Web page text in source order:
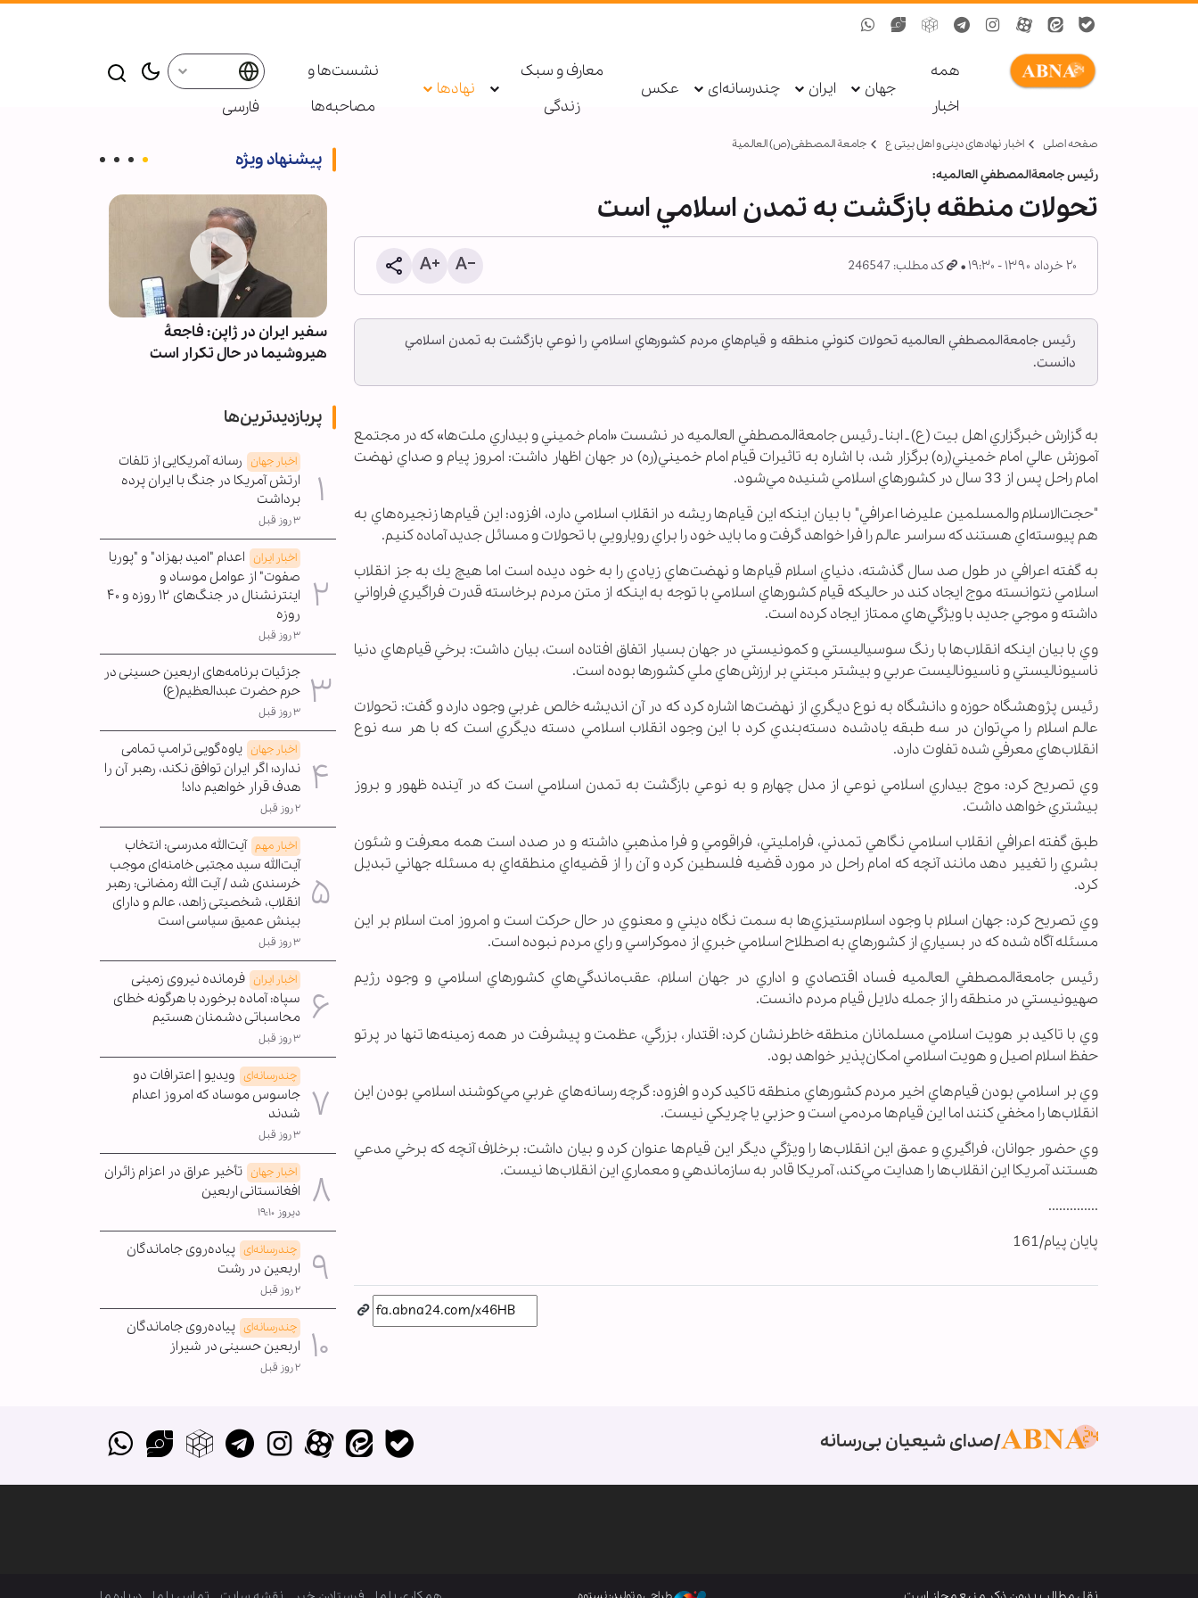
همه
اخبار
جهان ایران چندرسانه‌ای عکس
معارف و سبک
زندگی
نهادها
نشست‌ها و
مصاحبه‌ها
فارسی
صفحه اصلی اخبار نهادهای دینی و اهل بیتی ع جامعة المصطفی(ص) العالمية
رئيس جامعة‌المصطفي العالميه:
تحولات منطقه بازگشت به تمدن اسلامي است
۲۰ خرداد ۱۳۹۰ - ۱۹:۳۰ کد مطلب: 246547
رئيس جامعة‌المصطفي العالميه تحولات كنوني منطقه و قيام‌هاي مردم كشورهاي اسلامي را نوعي بازگشت به تمدن اسلامي
دانست.
به گزارش خبرگزاري اهل بیت (ع) ـ ابنا ـ رئيس جامعة‌المصطفي العالميه در نشست «امام خميني و بيداري ملت‌ها» كه در مجتمع
آموزش عالي امام خميني(ره) برگزار شد، با اشاره به تاثيرات قيام امام خميني(ره) در جهان اظهار داشت: امروز پيام و صداي نهضت
امام راحل پس از 33 سال در كشورهاي اسلامي شنيده مي‌شود.
"حجت‌الاسلام والمسلمين عليرضا اعرافي" با بيان اينكه اين قيام‌ها ريشه در انقلاب اسلامي دارد، افزود: اين قيام‌ها زنجيره‌هاي به
هم پيوسته‌اي هستند كه سراسر عالم را فرا خواهد گرفت و ما بايد خود را براي رويارويي با تحولات و مسائل جديد آماده كنيم.
به گفته اعرافي در طول صد سال گذشته، دنياي اسلام قيام‌ها و نهضت‌هاي زيادي را به خود ديده است اما هيچ يك به جز انقلاب
اسلامي نتوانسته موج ايجاد كند در حاليكه قيام كشورهاي اسلامي با توجه به اينكه از متن مردم برخاسته قدرت فراگيري فراواني
داشته و موجي جديد با ويژگي‌هاي ممتاز ايجاد كرده است.
وي با بيان اينكه انقلاب‌ها با رنگ سوسياليستي و كمونيستي در جهان بسيار اتفاق افتاده است، بيان داشت: برخي قيام‌هاي دنيا
ناسيوناليستي و ناسيوناليست عربي و بيشتر مبتني بر ارزش‌هاي ملي كشورها بوده است.
رئيس پژوهشگاه حوزه و دانشگاه به نوع ديگري از نهضت‌ها اشاره كرد كه در آن انديشه خالص غربي وجود دارد و گفت: تحولات
عالم اسلام را مي‌توان در سه طبقه يادشده دسته‌بندي كرد با اين وجود انقلاب اسلامي دسته ديگري است كه با هر سه نوع
انقلاب‌هاي معرفي شده تفاوت دارد.
وي تصريح كرد: موج بيداري اسلامي نوعي از مدل چهارم و به نوعي بازگشت به تمدن اسلامي است كه در آينده ظهور و بروز
بيشتري خواهد داشت.
طبق گفته اعرافي انقلاب اسلامي نگاهي تمدني، فرامليتي، فراقومي و فرا مذهبي داشته و در صدد است همه معرفت و شئون
بشري را تغيير دهد مانند آنچه كه امام راحل در مورد قضيه فلسطين كرد و آن را از قضيه‌اي منطقه‌اي به مسئله جهاني تبديل
كرد.
وي تصريح كرد: جهان اسلام با وجود اسلام‌ستيزي‌ها به سمت نگاه ديني و معنوي در حال حركت است و امروز امت اسلام بر اين
مسئله آگاه شده كه در بسياري از كشورهاي به اصطلاح اسلامي خبري از دموكراسي و راي مردم نبوده است.
رئيس جامعة‌المصطفي العالميه فساد اقتصادي و اداري در جهان اسلام، عقب‌ماندگي‌هاي كشورهاي اسلامي و وجود رژيم
صهيونيستي در منطقه را از جمله دلايل قيام مردم دانست.
وي با تاكيد بر هويت اسلامي مسلمانان منطقه خاطرنشان كرد: اقتدار، بزرگي، عظمت و پيشرفت در همه زمينه‌ها تنها در پرتو
حفظ اسلام اصيل و هويت اسلامي امكان‌پذير خواهد بود.
وي بر اسلامي بودن قيام‌هاي اخير مردم كشورهاي منطقه تاكيد كرد و افزود: گرچه رسانه‌هاي غربي مي‌كوشند اسلامي بودن اين
انقلاب‌ها را مخفي كنند اما اين قيام‌ها مردمي است و حزبي يا چريكي نيست.
وي حضور جوانان، فراگيري و عمق اين انقلاب‌ها را ويژگي ديگر اين قيام‌ها عنوان كرد و بيان داشت: برخلاف آنچه كه برخي مدعي
هستند آمريكا اين انقلاب‌ها را هدايت مي‌كند، آمريكا قادر به سازماندهي و معماري اين انقلاب‌ها نيست.
..............
پایان پیام/161
پیشنهاد ویژه
دعاهای ویژه امام صادق(ع) برای
زائران و خادمان امام حسین(ع)
سفیر ایران در ژاپن: فاجعۀ
هیروشیما در حال تکرار است
پربازدیدترین‌ها
اخبار جهان رسانه آمریکایی از تلفات
ارتش آمریکا در جنگ با ایران پرده
برداشت
۳ روز قبل
اخبار ایران اعدام "امید بهزاد" و "پوریا
صفوت" از عوامل موساد و
اینترنشنال در جنگ‌های ۱۲ روزه و ۴۰
روزه
۳ روز قبل
جزئیات برنامه‌های اربعین حسینی در
حرم حضرت عبدالعظیم(ع)
۳ روز قبل
اخبار جهان یاوه‌گویی ترامپ تمامی
ندارد؛ اگر ایران توافق نکند، رهبر آن را
هدف قرار خواهیم داد!
۲ روز قبل
اخبار مهم آیت‌الله مدرسی: انتخاب
آیت‌الله سید مجتبی خامنه‌ای موجب
خرسندی شد / آیت الله رمضانی: رهبر
انقلاب، شخصیتی زاهد، عالم و دارای
بینش عمیق سیاسی است
۳ روز قبل
اخبار ایران فرمانده نیروی زمینی
سپاه: آماده برخورد با هرگونه خطای
محاسباتی دشمنان هستیم
۳ روز قبل
چندرسانه‌ای ویدیو | اعترافات دو
جاسوس موساد که امروز اعدام
شدند
۳ روز قبل
اخبار جهان تأخیر عراق در اعزام زائران
افغانستانی اربعین
دیروز ۱۹:۱۰
چندرسانه‌ای پیاده‌روی جاماندگان
اربعین در رشت
۲ روز قبل
چندرسانه‌ای پیاده‌روی جاماندگان
اربعین حسینی در شیراز
۲ روز قبل
صدای شیعیان بی‌رسانه